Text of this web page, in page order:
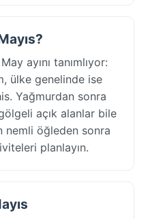
ayını tanımlıyor:
ülke genelinde ise
Yağmurdan sonra
açık alanlar bile
nemli öğleden sonra
planlayın.